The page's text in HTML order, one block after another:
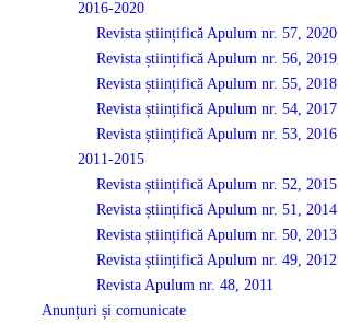
2016-2020
Revista științifică Apulum nr. 57, 2020
Revista științifică Apulum nr. 56, 2019
Revista științifică Apulum nr. 55, 2018
Revista științifică Apulum nr. 54, 2017
Revista științifică Apulum nr. 53, 2016
2011-2015
Revista științifică Apulum nr. 52, 2015
Revista științifică Apulum nr. 51, 2014
Revista științifică Apulum nr. 50, 2013
Revista științifică Apulum nr. 49, 2012
Revista Apulum nr. 48, 2011
Anunțuri și comunicate